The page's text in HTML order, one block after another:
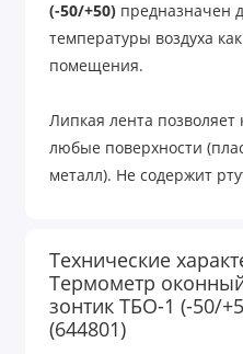
(-50/+50) предназначен
температуры воздуха
помещения.
Липкая лента
любые поверхности
металл). Не содержит
Технические
Термометр
зонтик ТБО-1 (-50/
(644801)